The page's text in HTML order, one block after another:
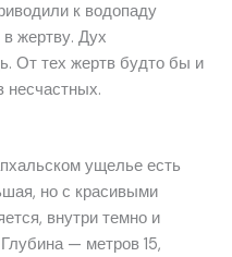
к водопаду
жертву. Дух
От тех жертв будто бы и
несчастных.
ущелье есть
но с красивыми
внутри темно и
— метров 15,